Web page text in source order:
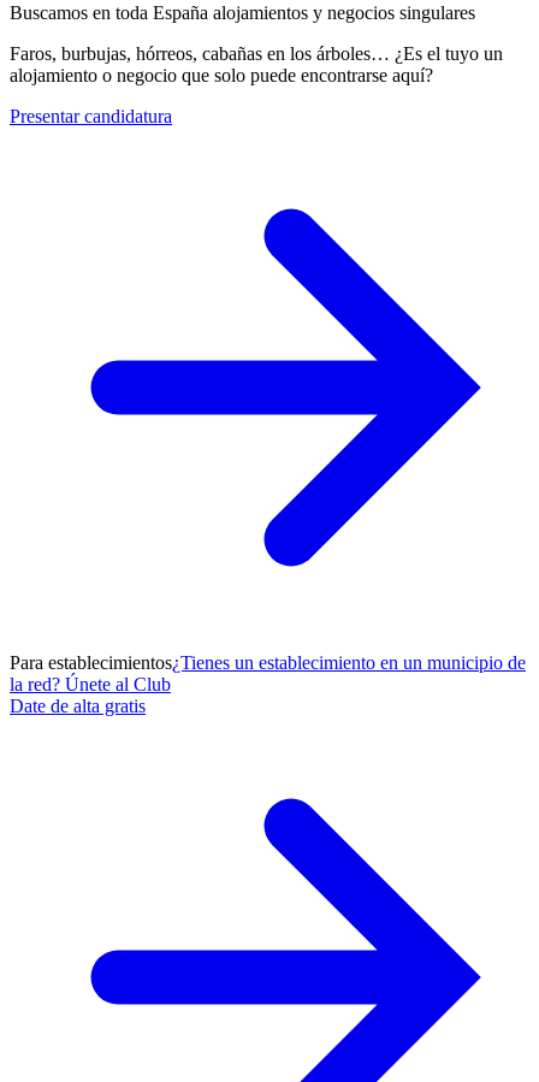
Buscamos en toda España alojamientos y negocios singulares
Faros, burbujas, hórreos, cabañas en los árboles… ¿Es el tuyo un
alojamiento o negocio que solo puede encontrarse aquí?
Presentar candidatura
Para establecimientos¿Tienes un establecimiento en un municipio de
la red? Únete al Club
Date de alta gratis